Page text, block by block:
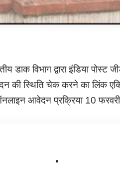
डाक विभाग द्वारा इंडिया
की स्थिति चेक करने का लिंक
आवेदन प्रक्रिया 10